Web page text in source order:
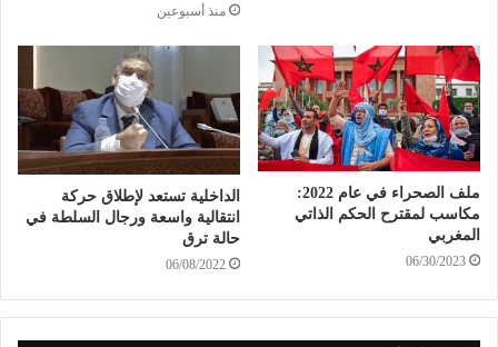
منذ أسبوعين
ملف الصحراء في عام 2022:
مكاسب لمقترح الحكم الذاتي
المغربي
06/30/2023
الداخلية تستعد لإطلاق حركة
انتقالية واسعة ورجال السلطة في
حالة ترق
06/08/2022